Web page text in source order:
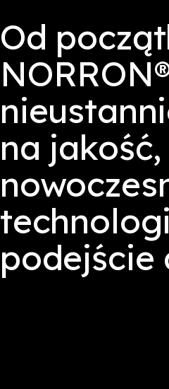
Od
na jakość,
podejście